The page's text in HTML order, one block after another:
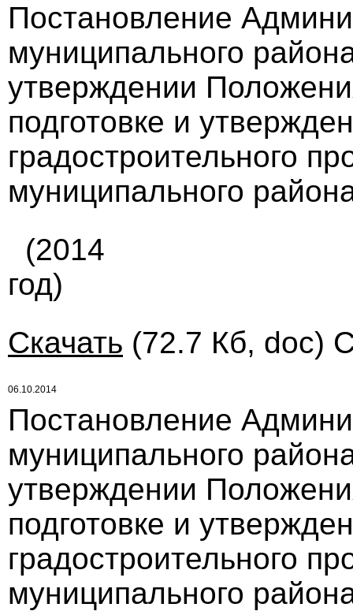
Постановление
муниципального
утверждении
подготовке и
градостроительного
муниципального
(2014
год)
Скачать (72.7 Кб, doc)
06.10.2014
Постановление
муниципального
утверждении
подготовке и
градостроительного
муниципального